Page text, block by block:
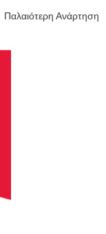
Παλαιότερη Ανάρτηση